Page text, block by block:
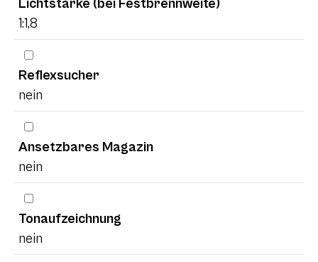
Lichtstärke (bei Festbrennweite)
1:1,8
Reflexsucher
nein
Ansetzbares Magazin
nein
Tonaufzeichnung
nein